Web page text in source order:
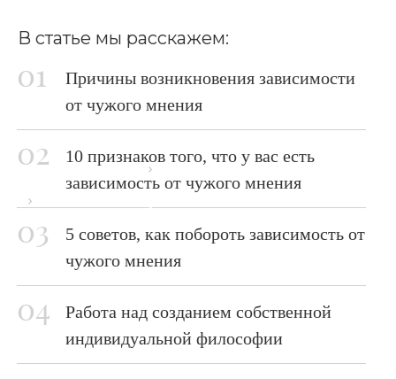
Главная страница
В статье мы расскажем:
Причины возникновения зависимости
от чужого мнения
10 признаков того, что у вас есть
зависимость от чужого мнения
5 советов, как побороть зависимость от
чужого мнения
Работа над созданием собственной
индивидуальной философии